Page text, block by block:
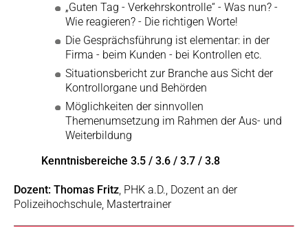
„Guten Tag - Verkehrskontrolle“ - Was nun? -
Wie reagieren? - Die richtigen Worte!
Die Gesprächsführung ist elementar: in der
Firma - beim Kunden - bei Kontrollen etc.
Situationsbericht zur Branche aus Sicht der
Kontrollorgane und Behörden
Möglichkeiten der sinnvollen
Themenumsetzung im Rahmen der Aus- und
Weiterbildung
Kenntnisbereiche 3.5 / 3.6 / 3.7 / 3.8
Dozent: Thomas Fritz, PHK a.D., Dozent an der
Polizeihochschule, Mastertrainer